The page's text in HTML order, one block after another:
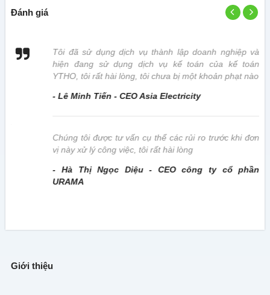
Đánh giá
Tôi đã sử dụng dịch vụ thành lập doanh nghiệp và
hiện đang sử dụng dịch vụ kế toán của kế toán
YTHO, tôi rất hài lòng, tôi chưa bị một khoản phạt nào
- Lê Minh Tiến - CEO Asia Electricity
Chúng tôi được tư vấn cụ thể các rủi ro trước khi đơn
vị này xử lý công việc, tôi rất hài lòng
- Hà Thị Ngọc Diệu - CEO công ty cổ phần
URAMA
Giới thiệu